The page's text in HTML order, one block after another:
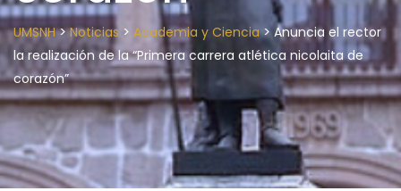
UMSNH>Noticias > Academia y Ciencia>Anuncia el rector
la realización de la “Primera carrera atlética nicolaita de
corazón”